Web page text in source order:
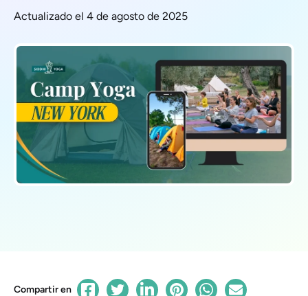
Actualizado el 4 de agosto de 2025
Compartir en